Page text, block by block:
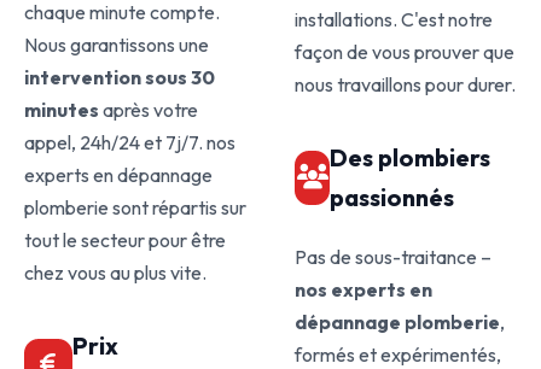
chaque minute compte.
Nous garantissons une
intervention sous 30
minutes après votre
appel, 24h/24 et 7j/7. nos
experts en dépannage
plomberie sont répartis sur
tout le secteur pour être
chez vous au plus vite.
Prix
installations. C'est notre
façon de vous prouver que
nous travaillons pour durer.
Des plombiers
passionnés
Pas de sous-traitance –
nos experts en
dépannage plomberie,
formés et expérimentés,